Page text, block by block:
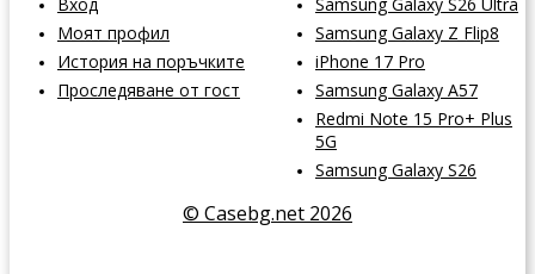
Моят профил
История на поръчките
Проследяване от гост
Samsung Galaxy Z Flip8
iPhone 17 Pro
Samsung Galaxy A57
Redmi Note 15 Pro+ Plus
5G
Samsung Galaxy S26
© Casebg.net 2026